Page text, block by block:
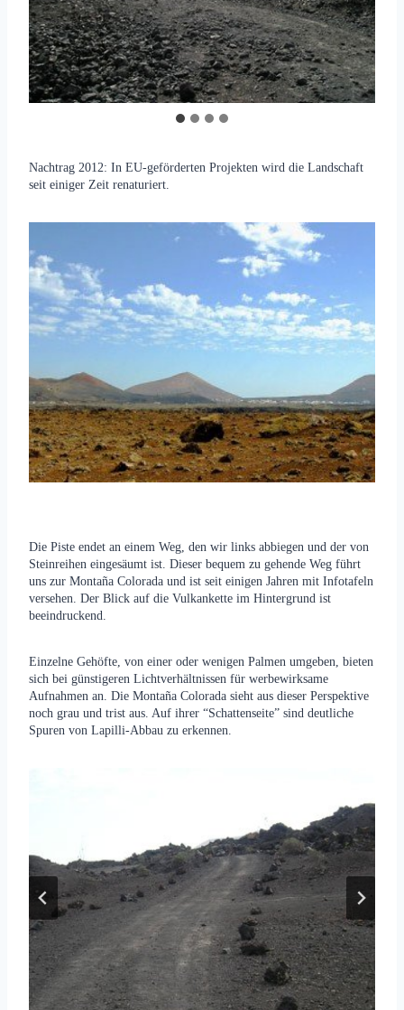
Nachtrag 2012: In EU-geförderten Projekten wird die Landschaft
seit einiger Zeit renaturiert.
Die Piste endet an einem Weg, den wir links abbiegen und der von
Steinreihen eingesäumt ist. Dieser bequem zu gehende Weg führt
uns zur Montaña Colorada und ist seit einigen Jahren mit Infotafeln
versehen. Der Blick auf die Vulkankette im Hintergrund ist
beeindruckend.
Einzelne Gehöfte, von einer oder wenigen Palmen umgeben, bieten
sich bei günstigeren Lichtverhältnissen für werbewirksame
Aufnahmen an. Die Montaña Colorada sieht aus dieser Perspektive
noch grau und trist aus. Auf ihrer “Schattenseite” sind deutliche
Spuren von Lapilli-Abbau zu erkennen.